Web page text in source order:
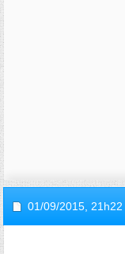
01/09/2015, 21h22